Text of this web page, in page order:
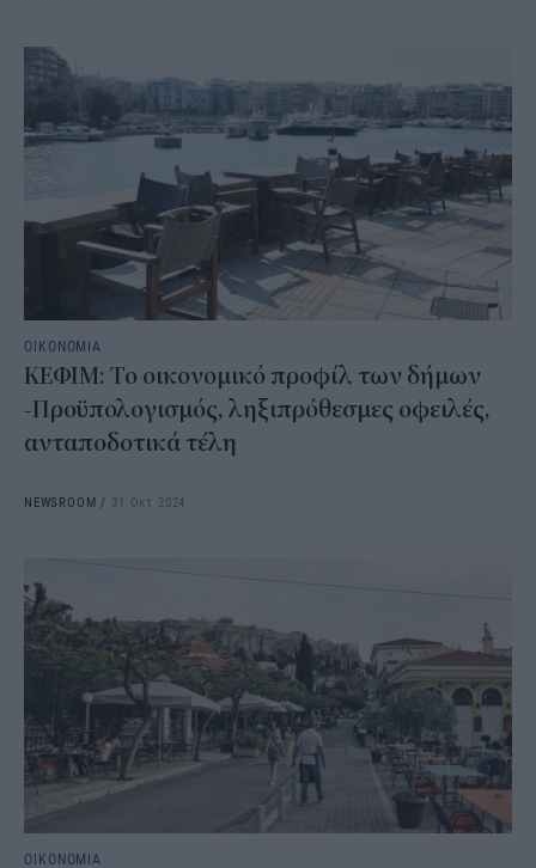
ΟΙΚΟΝΟΜΙΑ
ΚΕΦΙΜ: Το οικονομικό προφίλ των δήμων
-Προϋπολογισμός, ληξιπρόθεσμες οφειλές,
ανταποδοτικά τέλη
NEWSROOM / 31 Οκτ 2024
ΟΙΚΟΝΟΜΙΑ